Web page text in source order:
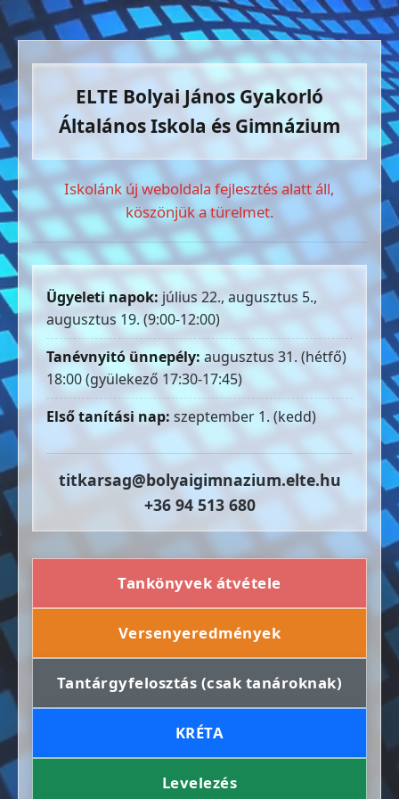
ELTE Bolyai János Gyakorló
Általános Iskola és Gimnázium
Iskolánk új weboldala fejlesztés alatt áll,
köszönjük a türelmet.
Ügyeleti napok: július 22., augusztus 5.,
augusztus 19. (9:00-12:00)
Tanévnyitó ünnepély: augusztus 31. (hétfő)
18:00 (gyülekező 17:30-17:45)
Első tanítási nap: szeptember 1. (kedd)
titkarsag@bolyaigimnazium.elte.hu
+36 94 513 680
Tankönyvek átvétele
Versenyeredmények
Tantárgyfelosztás (csak tanároknak)
KRÉTA
Levelezés